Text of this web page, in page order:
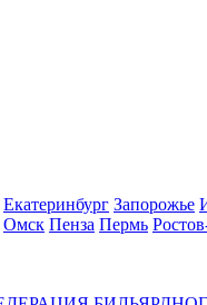
Екатеринбург Запорожье
Омск Пенза Пермь